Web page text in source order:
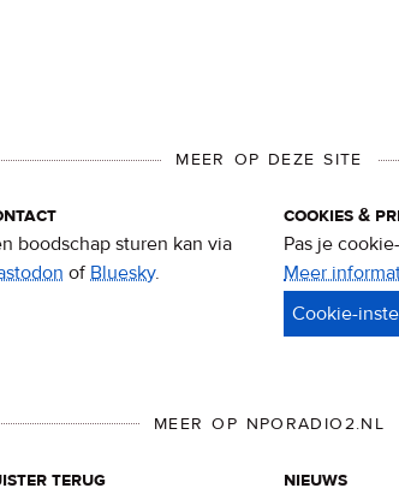
MEER OP DEZE SITE
boodschap sturen kan via
ofBluesky.
cookies &
Pas je
Meer
MEER OP NPORADIO2.NL
terug
nieuws